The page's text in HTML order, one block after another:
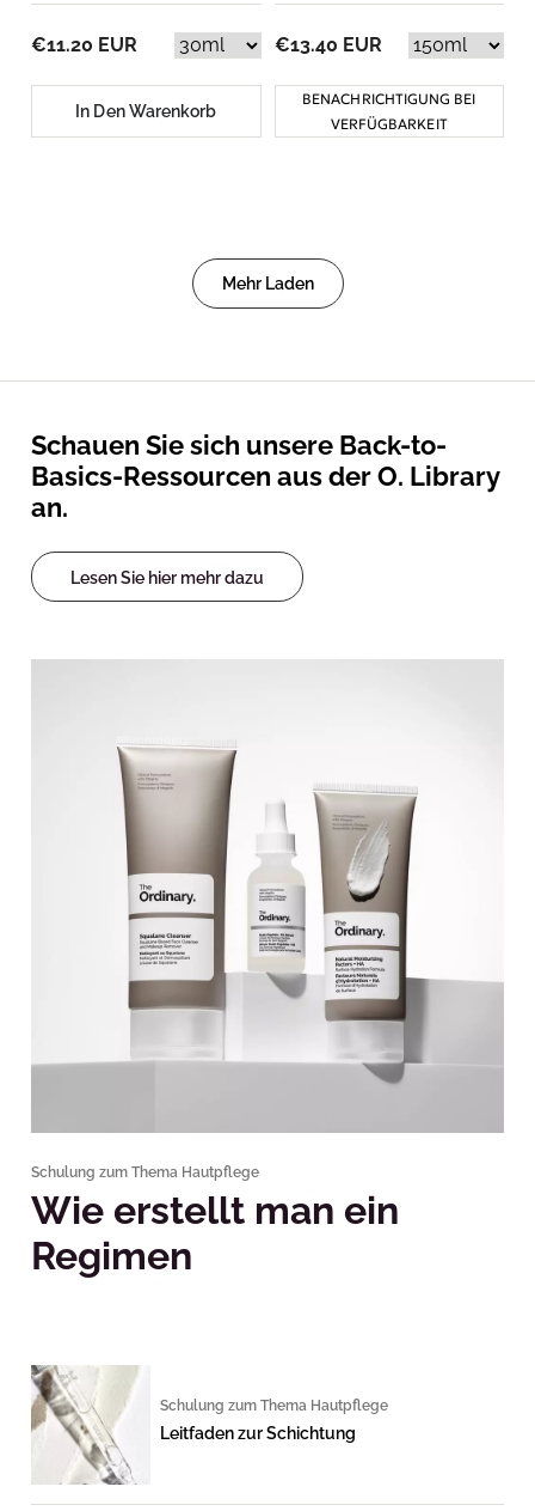
€11.20 EUR
In Den Warenkorb
€13.40 EUR
BENACHRICHTIGUNG BEI
VERFÜGBARKEIT
Mehr Laden
Schauen Sie sich unsere Back-to-
Basics-Ressourcen aus der O. Library
an.
Lesen Sie hier mehr dazu
Schulung zum Thema Hautpflege
Wie erstellt man ein
Regimen
Schulung zum Thema Hautpflege
Leitfaden zur Schichtung